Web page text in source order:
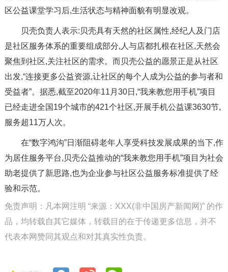
区公益课堂学习后,生活状态与精神面貌有明显改观。
贝壳负责人表示:贝壳具有天然的社区属性,经纪人及门店
是社区服务体系的重要组成部分,人与店都扎根在社区,天然会
聚焦到社区,关注社区的需求。而贝壳公益的愿景正是从社区
出发,“连接更多公益资源,让社区的每个人成为公益的参与者和
受益者”。据悉,截至2020年11月30日,“我来教您用手机”项目
已经走进全国19个城市的421个社区,开展手机公益课3630节,
服务超11万人次。
在“数字鸿沟”日渐阻碍老年人享受科技发展成果的当下,作
为居住服务平台,贝壳公益推动的“我来教您用手机”项目为社会
助老提供了新思路,也为企业参与社区公益服务标准提供了经
验和示范。
免责声明：凡本网注明 “来源：XXX(非中国房产新闻网)” 的作
品，均转载自其它媒体，转载目的在于传递更多信息，并不
代表本网赞同其观点和对其真实性负责。